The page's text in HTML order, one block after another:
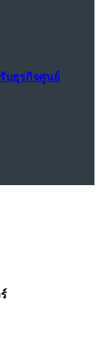
บธุรกิจศูนย์